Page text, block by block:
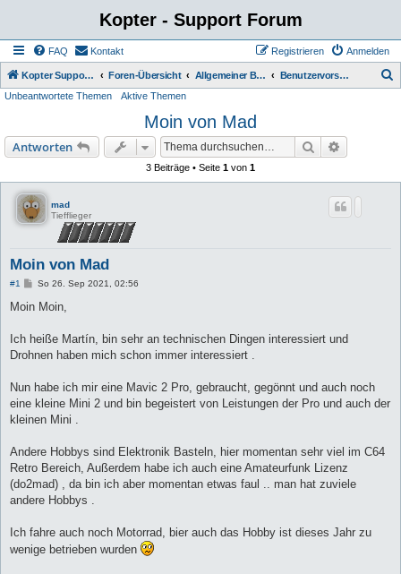
Kopter - Support Forum
FAQ Kontakt Anmelden
Registrieren
Kopter Support - von Anwendern für Anwender. Foren-Übersicht Allgemeiner Bereich Benutzervorstellung
Unbeantwortete Themen Aktive Themen
Moin von Mad
Antworten Suche
3 Beiträge • Seite 1 von 1
mad
Tiefflieger
Moin von Mad
#1
B
i
a
So 26. Sep 2021, 02:56
Moin Moin,
Ich heiße Martín, bin sehr an technischen Dingen interessiert und
Drohnen haben mich schon immer interessiert .
Nun habe ich mir eine Mavic 2 Pro, gebraucht, gegönnt und auch noch
eine kleine Mini 2 und bin begeistert von Leistungen der Pro und auch der
kleinen Mini .
Andere Hobbys sind Elektronik Basteln, hier momentan sehr viel im C64
Retro Bereich, Außerdem habe ich auch eine Amateurfunk Lizenz
(do2mad) , da bin ich aber momentan etwas faul .. man hat zuviele
andere Hobbys .
Ich fahre auch noch Motorrad, bier auch das Hobby ist dieses Jahr zu
wenige betrieben wurden